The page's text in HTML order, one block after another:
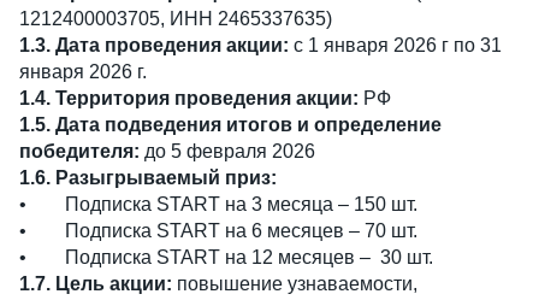
1212400003705, ИНН 2465337635)
1.3. Дата проведения акции: с 1 января 2026 г по 31
января 2026 г.
1.4. Территория проведения акции: РФ
1.5. Дата подведения итогов и определение
победителя: до 5 февраля 2026
1.6. Разыгрываемый приз:
•
Подписка START на 3 месяца – 150 шт.
•
Подписка START на 6 месяцев – 70 шт.
•
Подписка START на 12 месяцев – 30 шт.
1.7. Цель акции: повышение узнаваемости,